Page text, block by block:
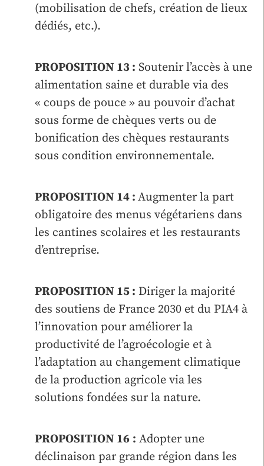
(mobilisation de chefs, création de lieux
dédiés, etc.).
PROPOSITION 13 : Soutenir l’accès à une
alimentation saine et durable via des
« coups de pouce » au pouvoir d’achat
sous forme de chèques verts ou de
bonification des chèques restaurants
sous condition environnementale.
PROPOSITION 14 : Augmenter la part
obligatoire des menus végétariens dans
les cantines scolaires et les restaurants
d’entreprise.
PROPOSITION 15 : Diriger la majorité
des soutiens de France 2030 et du PIA4 à
l’innovation pour améliorer la
productivité de l’agroécologie et à
l’adaptation au changement climatique
de la production agricole via les
solutions fondées sur la nature.
PROPOSITION 16 : Adopter une
déclinaison par grande région dans les